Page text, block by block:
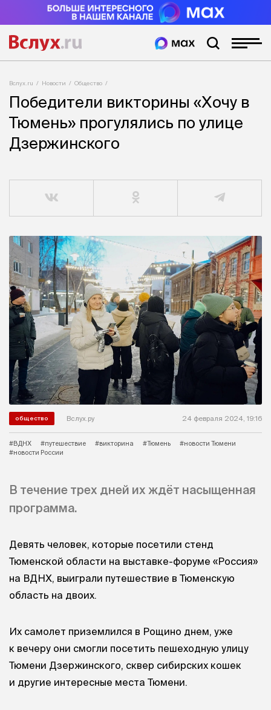
Вслух.ru Новости Общество
Победители викторины «Хочу в
Тюмень» прогулялись по улице
Дзержинского
общество Вслух.ру 24 февраля 2024, 19:16
#ВДНХ #путешествие #викторина #Тюмень
#новости Тюмени
#новости России
В течение трех дней их ждёт насыщенная
программа.
Девять человек, которые посетили стенд
Тюменской области на выставке-форуме «Россия»
на ВДНХ, выиграли путешествие в Тюменскую
область на двоих.
Их самолет приземлился в Рощино днем, уже
к вечеру они смогли посетить пешеходную улицу
Тюмени Дзержинского, сквер сибирских кошек
и другие интересные места Тюмени.